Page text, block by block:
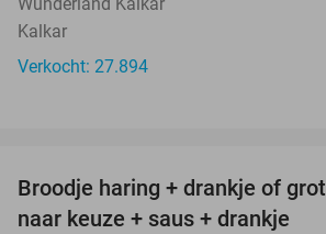
Kalkar
Verkocht: 27.894
Broodje haring + drankje of
naar keuze + saus + drankje